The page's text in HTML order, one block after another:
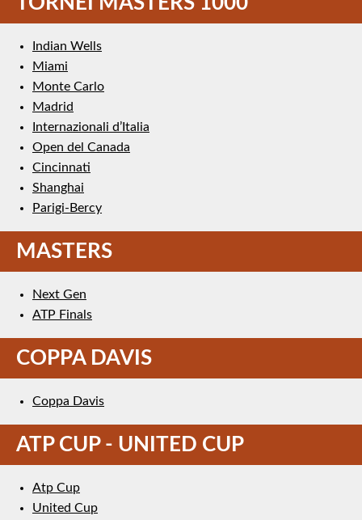
Indian Wells
Miami
Monte Carlo
Madrid
Internazionali d’Italia
Open del Canada
Cincinnati
Shanghai
Parigi-Bercy
MASTERS
Next Gen
ATP Finals
COPPA DAVIS
Coppa Davis
ATP CUP - UNITED CUP
Atp Cup
United Cup